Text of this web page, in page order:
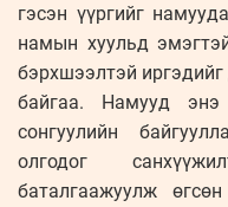
гэсэн үүргийг
намын хуульд
бэрхшээлтэй
байгаа. Намууд энэ
сонгуулийн
олгодог
баталгаажуулж